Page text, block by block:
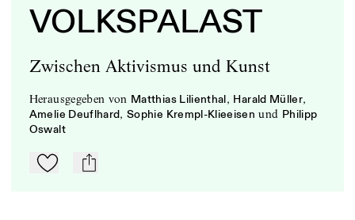
VOLKSPALAST
Zwischen Aktivismus und Kunst
herausgegeben von Matthias Lilienthal, Harald Müller,
Amelie Deuflhard,Sophie Krempl-Klieeisen und Philipp
Oswalt
Zu Mein-TdZ hinzufügen
mail